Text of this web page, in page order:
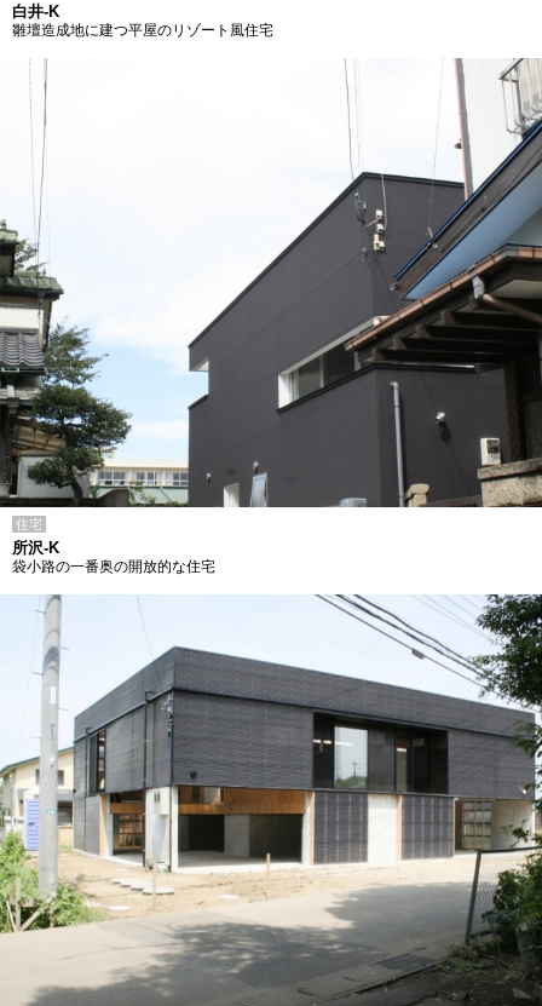
白井-K
雛壇造成地に建つ平屋のリゾート風住宅
住宅
所沢-K
袋小路の一番奥の開放的な住宅